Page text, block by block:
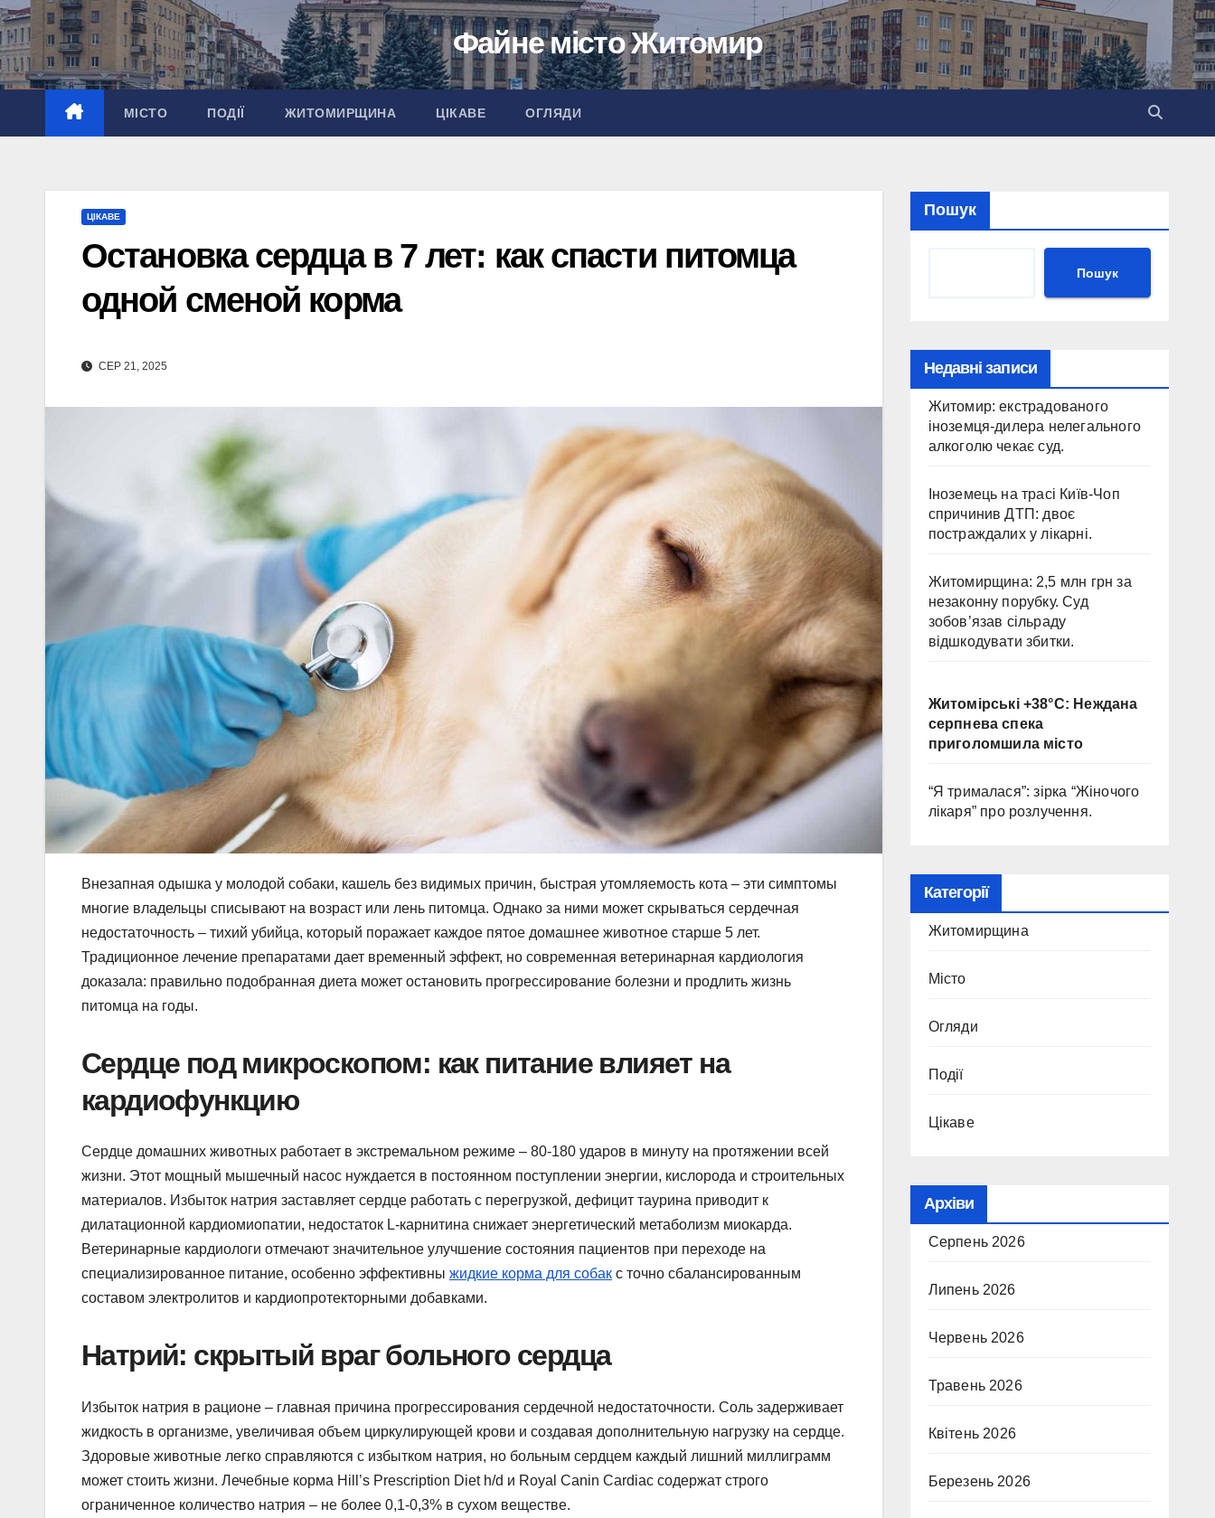
Перейти
до
вмісту
Файне місто Житомир
МІСТО ПОДІЇ ЖИТОМИРЩИНА ЦІКАВЕ ОГЛЯДИ
ЦІКАВЕ
Остановка сердца в 7 лет: как спасти питомца
одной сменой корма
СЕР 21, 2025
Внезапная одышка у молодой собаки, кашель без видимых причин, быстрая утомляемость кота – эти симптомы
многие владельцы списывают на возраст или лень питомца. Однако за ними может скрываться сердечная
недостаточность – тихий убийца, который поражает каждое пятое домашнее животное старше 5 лет.
Традиционное лечение препаратами дает временный эффект, но современная ветеринарная кардиология
доказала: правильно подобранная диета может остановить прогрессирование болезни и продлить жизнь
питомца на годы.
Сердце под микроскопом: как питание влияет на
кардиофункцию
Сердце домашних животных работает в экстремальном режиме – 80-180 ударов в минуту на протяжении всей
жизни. Этот мощный мышечный насос нуждается в постоянном поступлении энергии, кислорода и строительных
материалов. Избыток натрия заставляет сердце работать с перегрузкой, дефицит таурина приводит к
дилатационной кардиомиопатии, недостаток L-карнитина снижает энергетический метаболизм миокарда.
Ветеринарные кардиологи отмечают значительное улучшение состояния пациентов при переходе на
специализированное питание, особенно эффективны жидкие корма для собак с точно сбалансированным
составом электролитов и кардиопротекторными добавками.
Натрий: скрытый враг больного сердца
Избыток натрия в рационе – главная причина прогрессирования сердечной недостаточности. Соль задерживает
жидкость в организме, увеличивая объем циркулирующей крови и создавая дополнительную нагрузку на сердце.
Здоровые животные легко справляются с избытком натрия, но больным сердцем каждый лишний миллиграмм
может стоить жизни. Лечебные корма Hill’s Prescription Diet h/d и Royal Canin Cardiac содержат строго
ограниченное количество натрия – не более 0,1-0,3% в сухом веществе.
Пошук
Пошук
Недавні записи
Житомир: екстрадованого
іноземця-дилера нелегального
алкоголю чекає суд.
Іноземець на трасі Київ-Чоп
спричинив ДТП: двоє
постраждалих у лікарні.
Житомирщина: 2,5 млн грн за
незаконну порубку. Суд
зобов’язав сільраду
відшкодувати збитки.
Житомірські +38°C: Неждана
серпнева спека
приголомшила місто
“Я трималася”: зірка “Жіночого
лікаря” про розлучення.
Категорії
Житомирщина
Місто
Огляди
Події
Цікаве
Архіви
Серпень 2026
Липень 2026
Червень 2026
Травень 2026
Квітень 2026
Березень 2026